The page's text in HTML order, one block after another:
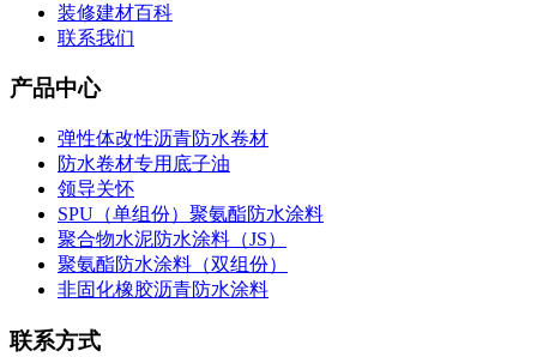
装修建材百科
联系我们
产品中心
弹性体改性沥青防水卷材
防水卷材专用底子油
领导关怀
SPU（单组份）聚氨酯防水涂料
聚合物水泥防水涂料（JS）
聚氨酯防水涂料（双组份）
非固化橡胶沥青防水涂料
联系方式